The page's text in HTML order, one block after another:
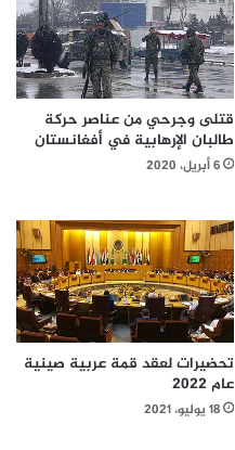
قتلى وجرحي من عناصر حركة
طالبان الإرهابية في أفغانستان
6 أبريل، 2020
تحضيرات لعقد قمة عربية صينية
عام 2022
18 يوليو، 2021